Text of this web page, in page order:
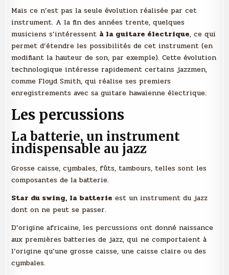
Mais ce n’est pas la seule évolution réalisée par cet
instrument. A la fin des années trente, quelques
musiciens s’intéressent à la guitare électrique, ce qui
permet d’étendre les possibilités de cet instrument (en
modifiant la hauteur de son, par exemple). Cette évolution
technologique intéresse rapidement certains jazzmen,
comme Floyd Smith, qui réalise ses premiers
enregistrements avec sa guitare hawaïenne électrique.
Les percussions
La batterie, un instrument
indispensable au jazz
Grosse caisse, cymbales, fûts, tambours, telles sont les
composantes de la batterie.
Star du swing, la batterie est un instrument du jazz
dont on ne peut se passer.
D’origine africaine, les percussions ont donné naissance
aux premières batteries de jazz, qui ne comportaient à
l’origine qu’une grosse caisse, une caisse claire ou des
cymbales.